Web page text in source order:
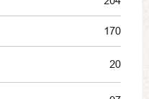
170
20